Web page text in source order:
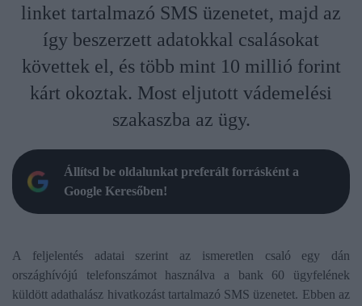
linket tartalmazó SMS üzenetet, majd az
így beszerzett adatokkal csalásokat
követtek el, és több mint 10 millió forint
kárt okoztak. Most eljutott vádemelési
szakaszba az ügy.
Állítsd be oldalunkat preferált forrásként a
Google Keresőben!
A feljelentés adatai szerint az ismeretlen csaló egy dán
országhívójú telefonszámot használva a bank 60 ügyfelének
küldött adathalász hivatkozást tartalmazó SMS üzenetet. Ebben az